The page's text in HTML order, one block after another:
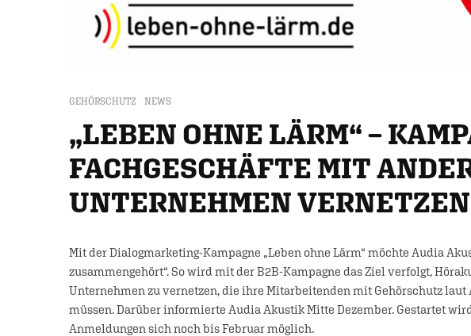
GEHÖRSCHUTZ NEWS
„LEBEN OHNE LÄRM“ –
FACHGESCHÄFTE MIT
UNTERNEHMEN VERNETZEN
Mit der Dialogmarketing-Kampagne „Leben ohne Lärm“ möchte Audia
zusammengehört“. So wird mit der B2B-Kampagne das Ziel verfolgt,
Unternehmen zu vernetzen, die ihre Mitarbeitenden mit Gehörschutz laut
müssen. Darüber informierte Audia Akustik Mitte Dezember. Gestartet
Anmeldungen sich noch bis Februar möglich.